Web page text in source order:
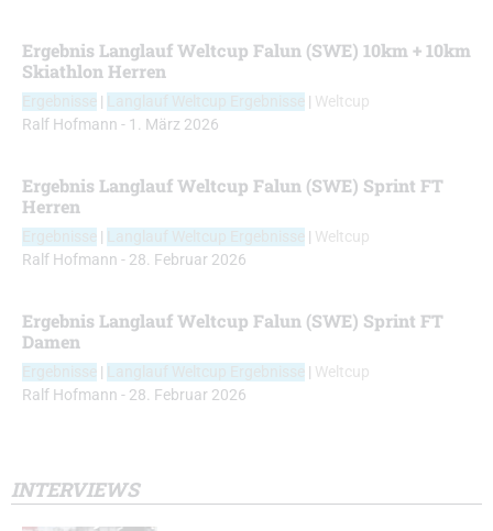
Ergebnis Langlauf Weltcup Falun (SWE) 10km + 10km
Skiathlon Herren
| | Weltcup
Ralf Hofmann - 1. März 2026
Ergebnis Langlauf Weltcup Falun (SWE) Sprint FT
Herren
| | Weltcup
Ralf Hofmann - 28. Februar 2026
Ergebnis Langlauf Weltcup Falun (SWE) Sprint FT
Damen
| | Weltcup
Ralf Hofmann - 28. Februar 2026
INTERVIEWS